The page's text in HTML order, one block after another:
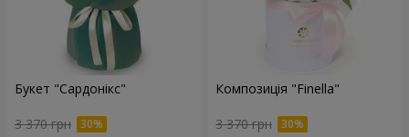
Букет "Сардонікс"
3 370 грн
Композиція "Finella"
3 370 грн